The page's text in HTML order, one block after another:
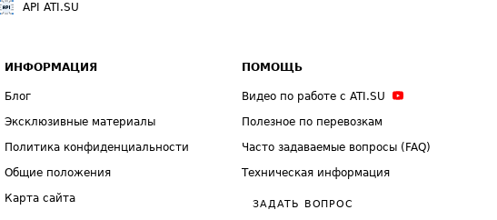
API ATI.SU
ИНФОРМАЦИЯ
Блог
Эксклюзивные материалы
Политика конфиденциальности
Общие положения
Карта сайта
ПОМОЩЬ
Видео по работе с ATI.SU
Полезное по перевозкам
Часто задаваемые вопросы (FAQ)
Техническая информация
ЗАДАТЬ ВОПРОС